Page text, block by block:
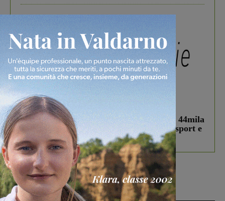
In vetrina 3 Agosto 2026
Estra Notizie agosto: Smart Cities, oltre 44mila
studenti coinvolti, torna il bando per lo sport e
debutta il podcast Estrair
Più lette